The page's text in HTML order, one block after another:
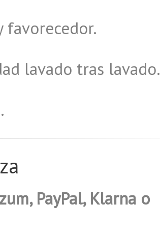
favorecedor.
lavado tras lavado.
PayPal, Klarna o